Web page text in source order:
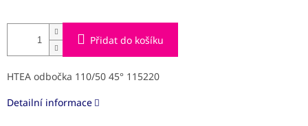
Přidat do košíku
HTEA odbočka 110/50 45° 115220
Detailní informace